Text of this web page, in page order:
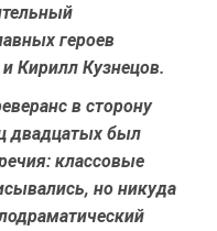
героев
Кирилл Кузнецов.
в сторону
двадцатых был
классовые
но никуда